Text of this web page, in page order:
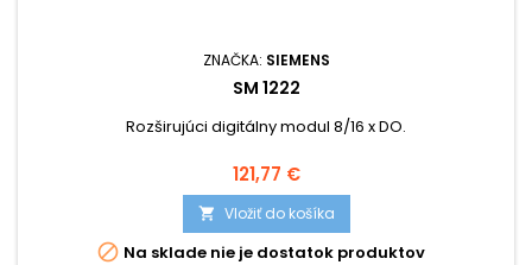
ZNAČKA: SIEMENS
SM 1222
Rozširujúci digitálny modul 8/16 x DO.
Cena
121,77 €
 Vložiť do košíka
 Na sklade nie je dostatok produktov